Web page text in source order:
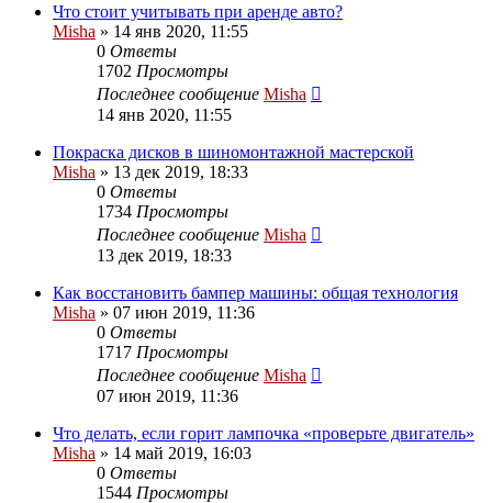
Что стоит учитывать при аренде авто?
Misha » 14 янв 2020, 11:55
0 Ответы
1702 Просмотры
Последнее сообщение Misha
14 янв 2020, 11:55
Покраска дисков в шиномонтажной мастерской
Misha » 13 дек 2019, 18:33
0 Ответы
1734 Просмотры
Последнее сообщение Misha
13 дек 2019, 18:33
Как восстановить бампер машины: общая технология
Misha » 07 июн 2019, 11:36
0 Ответы
1717 Просмотры
Последнее сообщение Misha
07 июн 2019, 11:36
Что делать, если горит лампочка «проверьте двигатель»
Misha » 14 май 2019, 16:03
0 Ответы
1544 Просмотры